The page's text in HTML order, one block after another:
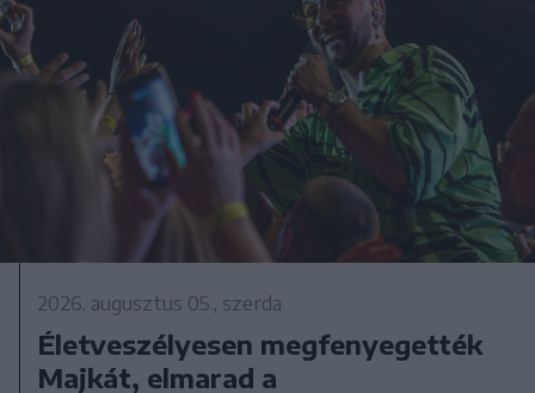
2026. augusztus 05., szerda
Életveszélyesen megfenyegették
Majkát, elmarad a